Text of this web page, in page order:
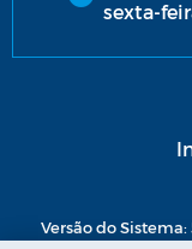
sexta-
Versão do Sistema: